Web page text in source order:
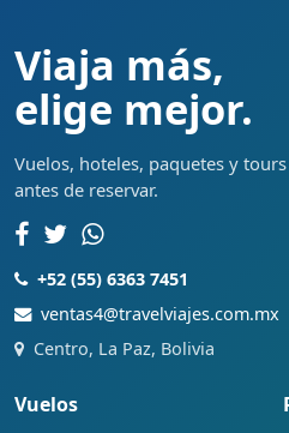
Viaja más,
elige mejor.
Vuelos, hoteles, paquetes y
antes de reservar.
+52 (55) 6363 7451
ventas4@travelviajes.com.mx
Centro, La Paz, Bolivia
Vuelos